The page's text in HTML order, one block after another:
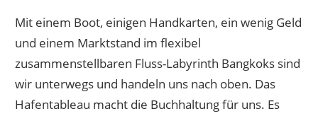
Mit einem Boot, einigen Handkarten, ein wenig Geld
und einem Marktstand im flexibel
zusammenstellbaren Fluss-Labyrinth Bangkoks sind
wir unterwegs und handeln uns nach oben. Das
Hafentableau macht die Buchhaltung für uns. Es